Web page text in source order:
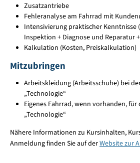
Zusatzantriebe
Fehleranalyse am Fahrrad mit
Intensivierung praktischer Kenntnisse
Inspektion + Diagnose und Reparatur
Kalkulation (Kosten, Preiskalkulation)
Mitzubringen
Arbeitskleidung (Arbeitsschuhe) bei
„Technologie“
Eigenes Fahrrad, wenn vorhanden, für
„Technologie“
Nähere Informationen zu Kursinhalten,
Anmeldung finden Sie auf derWebsite zur